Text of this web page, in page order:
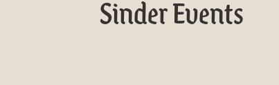
Sinder Events